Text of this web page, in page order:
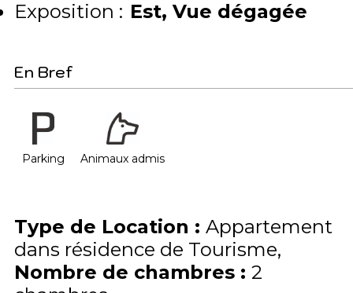
Exposition : Est Vue dégagée
En Bref
Parking Animaux admis
Type de Location : Appartement
dans résidence de Tourisme
Nombre de chambres : 2